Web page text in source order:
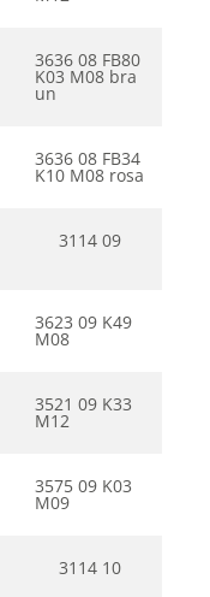
3636 08 FB80
K03 M08 bra
un
3636 08 FB34
K10 M08 rosa
3114 09
3623 09 K49
M08
3521 09 K33
M12
3575 09 K03
M09
3114 10